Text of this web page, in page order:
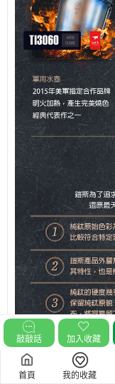
首頁 我的收藏
敲敲話 加入收藏